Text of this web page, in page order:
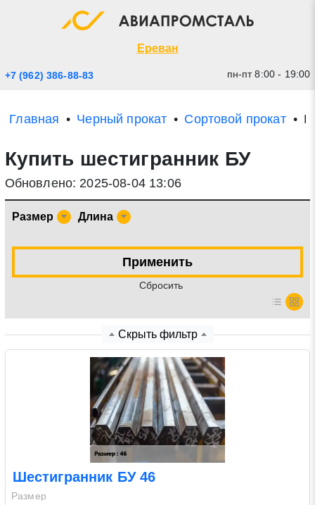
Ереван
+7 (962) 386-88-83 пн-пт 8:00 - 19:00
Главная Черный прокат Сортовой прокат
Купить шестигранник БУ
Обновлено: 2025-08-04 13:06
Размер Длина
Применить
Cбросить
Скрыть фильтр
Шестигранник БУ 46
Размер
Экспресс заявка
Прикрепить файл (до 20 mb)
согласие на обработку своих персональных данных в
соответствии со статьей 9 Федерального закона от 27
июля 2006 г. N 152-ФЗ «О персональных данных», а
также соглашаетесь на информационную рассылку по
средством e-mail или СМС